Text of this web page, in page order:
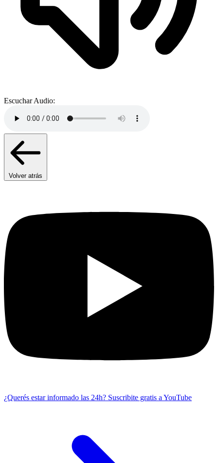
Escuchar Audio:
Volver atrás
¿Querés estar informado las 24h? Suscribite gratis a YouTube